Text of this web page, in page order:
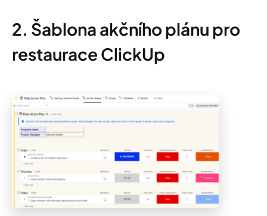
2. Šablona akčního plánu pro
restaurace ClickUp